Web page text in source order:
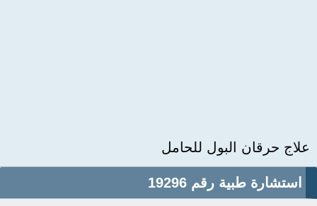
علاج حرقان البول للحامل
استشارة طبية رقم 19296